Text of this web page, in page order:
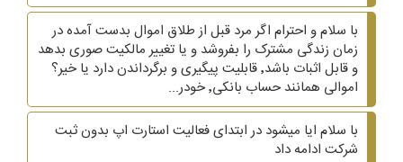
با سلام و احترام اگر مرد قبل از طلاق اموال بدست آمده در
زمان زندگی مشترک را بفروشد و یا تغییر مالکیت صوری بدهد
و قابل اثبات باشد٬ قابلیت پیگیری و برگرداندن دارد یا خیر؟
اموالی همانند حساب بانکی٬ خودر...
با سلام ایا میشود در ابتدای فعالیت استارت اپ بدون ثبت
شرکت ادامه داد